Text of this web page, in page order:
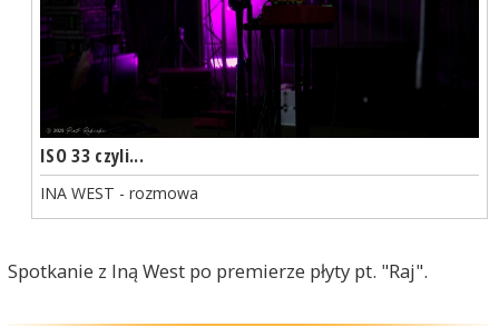
ISO 33 czyli...
INA WEST - rozmowa
Spotkanie z Iną West po premierze płyty pt. "Raj".